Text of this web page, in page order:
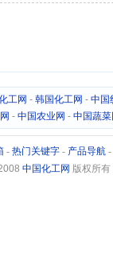
工网 - 韩国化工网 - 中国
- 中国农业网 - 中国蔬
- 热门关键字 - 产品导航 -
中国化工网 版权所有